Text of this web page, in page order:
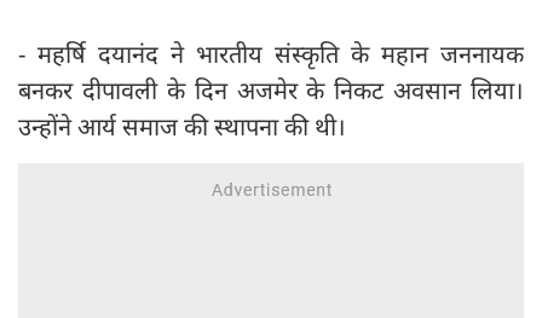
- महर्षि दयानंद ने भारतीय संस्कृति के महान जननायक
बनकर दीपावली के दिन अजमेर के निकट अवसान लिया।
उन्होंने आर्य समाज की स्थापना की थी।